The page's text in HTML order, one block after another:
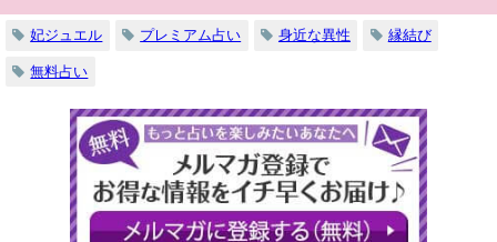
妃ジュエル プレミアム占い 身近な異性 縁結び
無料占い